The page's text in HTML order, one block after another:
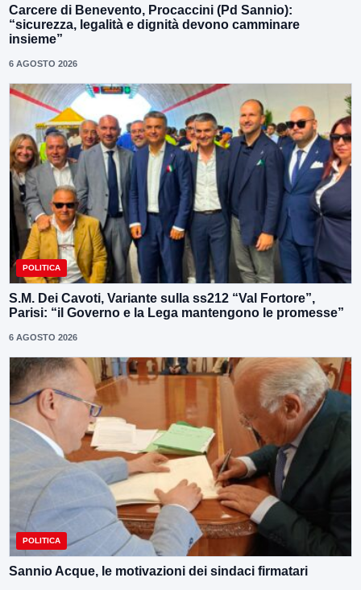
Carcere di Benevento, Procaccini (Pd Sannio):
“sicurezza, legalità e dignità devono camminare
insieme”
6 AGOSTO 2026
POLITICA
S.M. Dei Cavoti, Variante sulla ss212 “Val Fortore”,
Parisi: “il Governo e la Lega mantengono le promesse”
6 AGOSTO 2026
POLITICA
Sannio Acque, le motivazioni dei sindaci firmatari